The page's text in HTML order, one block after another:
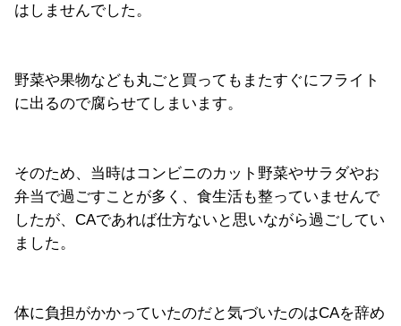
はしませんでした。
野菜や果物なども丸ごと買ってもまたすぐにフライト
に出るので腐らせてしまいます。
そのため、当時はコンビニのカット野菜やサラダやお
弁当で過ごすことが多く、食生活も整っていませんで
したが、CAであれば仕方ないと思いながら過ごしてい
ました。
体に負担がかかっていたのだと気づいたのはCAを辞め